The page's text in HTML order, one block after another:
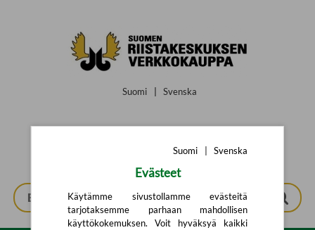
Suomi Svenska
Suomi Svenska
Evästeet
Käytämme sivustollamme evästeitä
tarjotaksemme parhaan mahdollisen
käyttökokemuksen. Voit hyväksyä kaikki